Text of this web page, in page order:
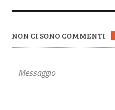
NON CI SONO COMMENTI